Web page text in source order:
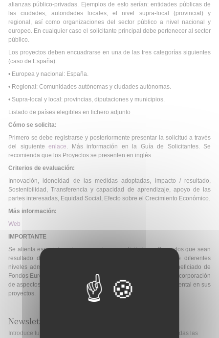
alianzas público-privadas. Ejemplos de esto serían: entidades públicas de
las ciudades, autoridades locales, el nivel supra-local (provincial) y
regional, así como organizaciones del sector público a nivel nacional y
europeo. En cualquier caso el solicitante principal debe pertenecer al sector
público.
Los proyectos deben encuadrarse en una de las tres categorías siguientes
(caso de España):
• Europea y nacional: España.
• Regional: Comunidades autónomas y ciudades autónomas.
• Supra-local y local: provincias, diputaciones y municipios.
Listado de países elegibles en fichero adjunto
Cómo se solicita:
Primero se debe registrarse y posteriormente presentar la solicitud a través
del siguiente enlace. Más información en la Guía de Solicitantes. Se
recomienda que los Proyectos se presenten en inglés.
Criterios de evaluación:
Innovación, idoneidad de las medidas adoptadas, impacto / resultado,
Sostenibilidad, Transferencia y capacidad de aprendizaje, apoyo de las
partes interesadas, Equidad Social, Efecto sobre el Crecimiento Económico.
Más información:
Web
IMPORTANTE
Se alienta especialmente a presentar sus solicitudes a Proyectos que sean
resultado de cooperación transfronteriza o cooperación entre diferentes
niveles administrativos tanto como Proyectos que se han beneficiado de
Fondos Europeos. Se anima a los solicitantes a considerar la incorporación
de aspectos de género, uso de soluciones y sostenibilidad ambiental en sus
proyectos.
Newsletter
Introduce tu correo electrónico si quieres mantenerte al día de todas las